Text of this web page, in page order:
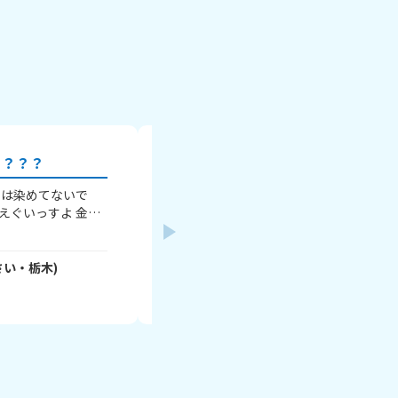
？？
染めてないで
ぐいっすよ 金
インナーカラー
て 色は…まあ
い・栃木)
みに私はブルベ夏です！ みんなも教え